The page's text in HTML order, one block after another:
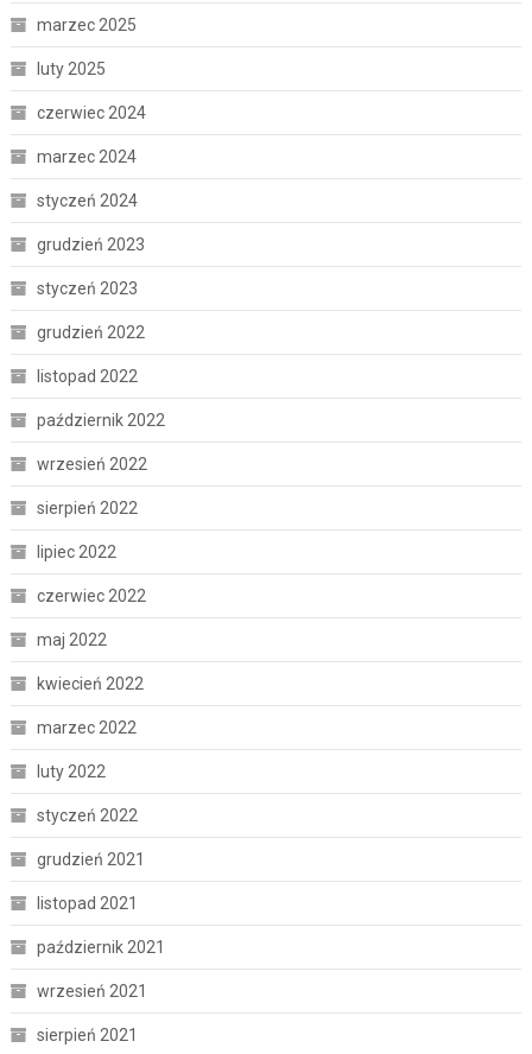
marzec 2025
luty 2025
czerwiec 2024
marzec 2024
styczeń 2024
grudzień 2023
styczeń 2023
grudzień 2022
listopad 2022
październik 2022
wrzesień 2022
sierpień 2022
lipiec 2022
czerwiec 2022
maj 2022
kwiecień 2022
marzec 2022
luty 2022
styczeń 2022
grudzień 2021
listopad 2021
październik 2021
wrzesień 2021
sierpień 2021